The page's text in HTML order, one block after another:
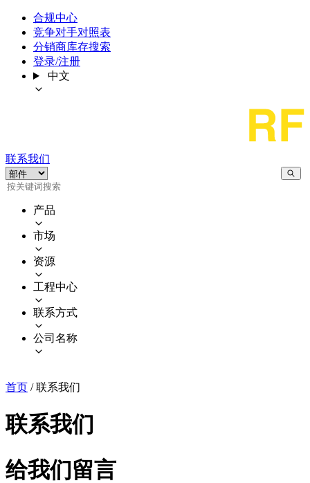
合规中心
竞争对手对照表
分销商库存搜索
登录/注册
中文
联系我们
产品
市场
资源
工程中心
联系方式
公司名称
首页 / 联系我们
联系我们
给我们留言